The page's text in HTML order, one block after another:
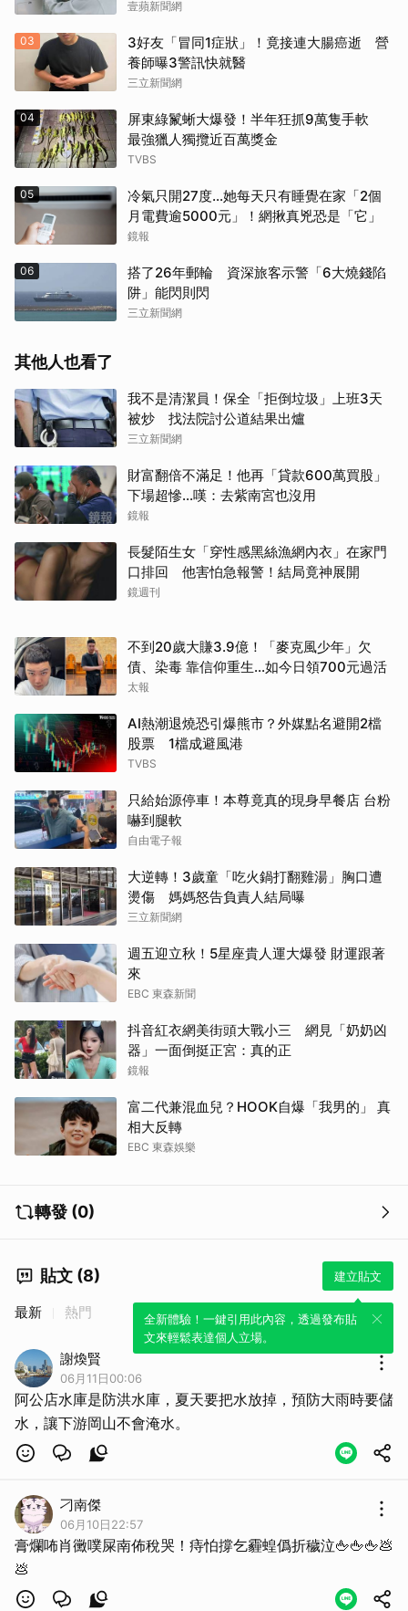
壹蘋新聞網
03
3好友「冒同1症狀」！竟接連大腸癌逝 營
養師曝3警訊快就醫
三立新聞網
04
屏東綠鬣蜥大爆發！半年狂抓9萬隻手軟
最強獵人獨攬近百萬獎金
TVBS
05
冷氣只開27度…她每天只有睡覺在家「2個
月電費逾5000元」！網揪真兇恐是「它」
鏡報
06
搭了26年郵輪 資深旅客示警「6大燒錢陷
阱」能閃則閃
三立新聞網
其他人也看了
我不是清潔員！保全「拒倒垃圾」上班3天
被炒 找法院討公道結果出爐
三立新聞網
財富翻倍不滿足！他再「貸款600萬買股」
下場超慘...嘆：去紫南宮也沒用
鏡報
長髮陌生女「穿性感黑絲漁網內衣」在家門
口排回 他害怕急報警！結局竟神展開
鏡週刊
不到20歲大賺3.9億！「麥克風少年」欠
債、染毒 靠信仰重生...如今日領700元過活
太報
AI熱潮退燒恐引爆熊市？外媒點名避開2檔
股票 1檔成避風港
TVBS
只給始源停車！本尊竟真的現身早餐店 台粉
嚇到腿軟
自由電子報
大逆轉！3歲童「吃火鍋打翻雞湯」胸口遭
燙傷 媽媽怒告負責人結局曝
三立新聞網
週五迎立秋！5星座貴人運大爆發 財運跟著
來
EBC 東森新聞
抖音紅衣網美街頭大戰小三 網見「奶奶凶
器」一面倒挺正宮：真的正
鏡報
富二代兼混血兒？HOOK自爆「我男的」 真
相大反轉
EBC 東森娛樂
轉發 (0)
貼文 (8) 建立貼文
全新體驗！一鍵引用此內容，透過發布貼
文來輕鬆表達個人立場。
最新 熱門
謝煥賢
06月11日00:06
阿公店水庫是防洪水庫，夏天要把水放掉，預防大雨時要儲
水，讓下游岡山不會淹水。
刁南傑
06月10日22:57
膏爛咘肖黴噗屎南佈稅哭！痔怕撐乞霾蝗僞折穢泣🖕🖕🖕💩
💩